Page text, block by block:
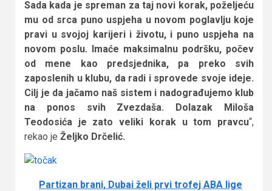
Sada kada je spreman za taj novi korak, poželjeću
mu od srca puno uspjeha u novom poglavlju koje
pravi u svojoj karijeri i životu, i puno uspjeha na
novom poslu. Imaće maksimalnu podršku, počev
od mene kao predsjednika, pa preko svih
zaposlenih u klubu, da radi i sprovede svoje ideje.
Cilj je da jačamo naš sistem i nadograđujemo klub
na ponos svih Zvezdaša. Dolazak Miloša
Teodosića je zato veliki korak u tom pravcu“,
rekao je Željko Drčelić.
Partizan brani, Dubai želi prvi trofej ABA lige